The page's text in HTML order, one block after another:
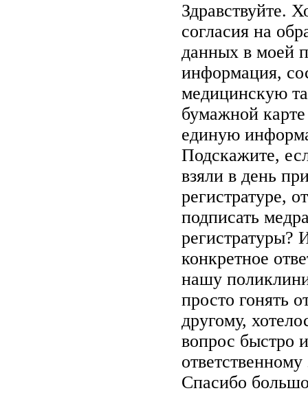
Здравствуйте.
согласия на
данных в моей
информация,
медицинскую
бумажной
единую
Подскажите,
взяли в день
регистратуре,
подписать
регистратуры?
конкретное
нашу
просто гонять
другому,
вопрос быстро
ответственному
Спасибо